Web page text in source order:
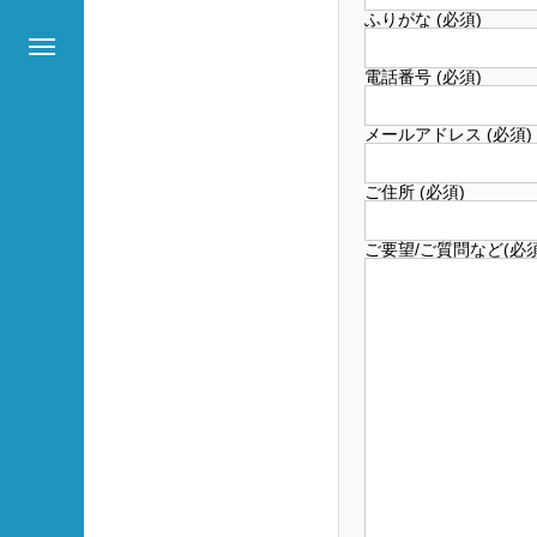
ふりがな (必須)
電話番号 (必須)
メールアドレス (必須)
ご住所 (必須)
ご要望/ご質問など(必